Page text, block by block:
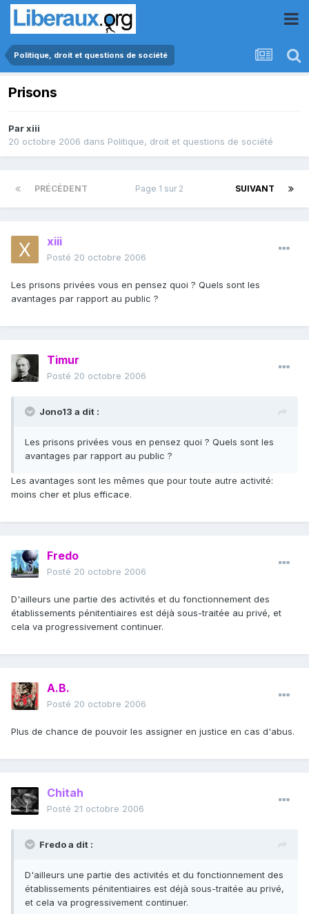
Politique, droit et questions de société
Prisons
Parxiii
20 octobre 2006 dans Politique, droit et questions de société
PRÉCÉDENT SUIVANT
Page 1 sur 2
xiii
Posté 20 octobre 2006
Les prisons privées vous en pensez quoi ? Quels sont les
avantages par rapport au public ?
Timur
Posté 20 octobre 2006
Jono13 a dit :
Les prisons privées vous en pensez quoi ? Quels sont les
avantages par rapport au public ?
Les avantages sont les mêmes que pour toute autre activité:
moins cher et plus efficace.
Fredo
Posté 20 octobre 2006
D'ailleurs une partie des activités et du fonctionnement des
établissements pénitentiaires est déjà sous-traitée au privé, et
cela va progressivement continuer.
A.B.
Posté 20 octobre 2006
Plus de chance de pouvoir les assigner en justice en cas d'abus.
Chitah
Posté 21 octobre 2006
Fredo a dit :
D'ailleurs une partie des activités et du fonctionnement des
établissements pénitentiaires est déjà sous-traitée au privé,
et cela va progressivement continuer.